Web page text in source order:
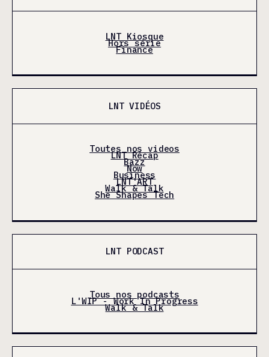
LNT Kiosque
Hors série
Finance
LNT VIDÉOS
Toutes nos videos
LNT Récap
Bazz
Now
Business
LNT'ART
Walk & Talk
She Shapes Tech
LNT PODCAST
Tous nos podcasts
L'WIP - Work In Progress
Walk & Talk